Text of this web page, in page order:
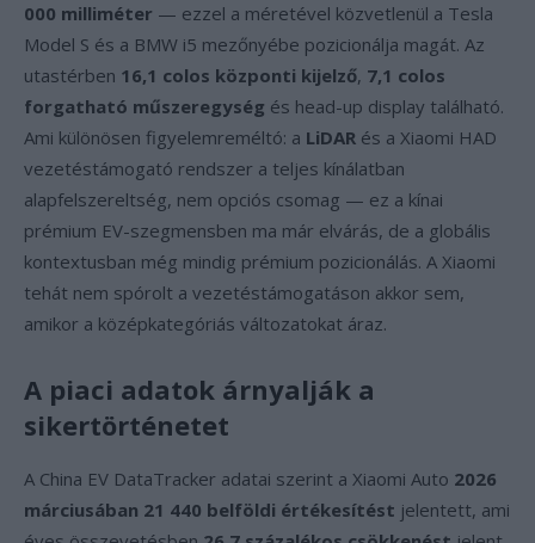
000 milliméter — ezzel a méretével közvetlenül a Tesla
Model S és a BMW i5 mezőnyébe pozicionálja magát. Az
utastérben 16,1 colos központi kijelző, 7,1 colos
forgatható műszeregység és head-up display található.
Ami különösen figyelemreméltó: a LiDAR és a Xiaomi HAD
vezetéstámogató rendszer a teljes kínálatban
alapfelszereltség, nem opciós csomag — ez a kínai
prémium EV-szegmensben ma már elvárás, de a globális
kontextusban még mindig prémium pozicionálás. A Xiaomi
tehát nem spórolt a vezetéstámogatáson akkor sem,
amikor a középkategóriás változatokat áraz.
A piaci adatok árnyalják a
sikertörténetet
A China EV DataTracker adatai szerint a Xiaomi Auto 2026
márciusában 21 440 belföldi értékesítést jelentett, ami